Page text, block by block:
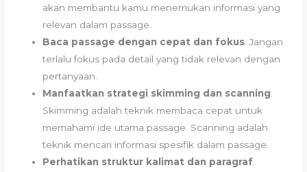
akan membantu kamu menemukan informasi yang
relevan dalam passage.
Baca passage dengan cepat dan fokus . Jangan
terlalu fokus pada detail yang tidak relevan dengan
pertanyaan.
Manfaatkan strategi skimming dan scanning
Skimming adalah teknik membaca cepat untuk
memahami ide utama passage. Scanning adalah
teknik mencari informasi spesifik dalam passage.
Perhatikan struktur kalimat dan paragraf